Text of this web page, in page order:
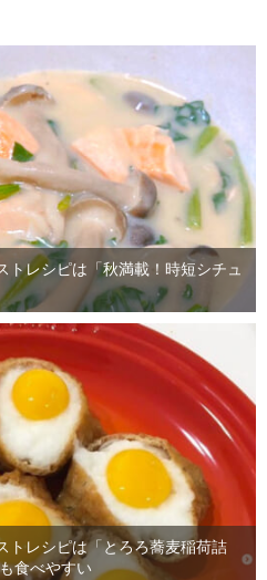
トレシピは「秋満載！時短シチュ
トレシピは「とろろ蕎麦稲荷詰
食べやすい